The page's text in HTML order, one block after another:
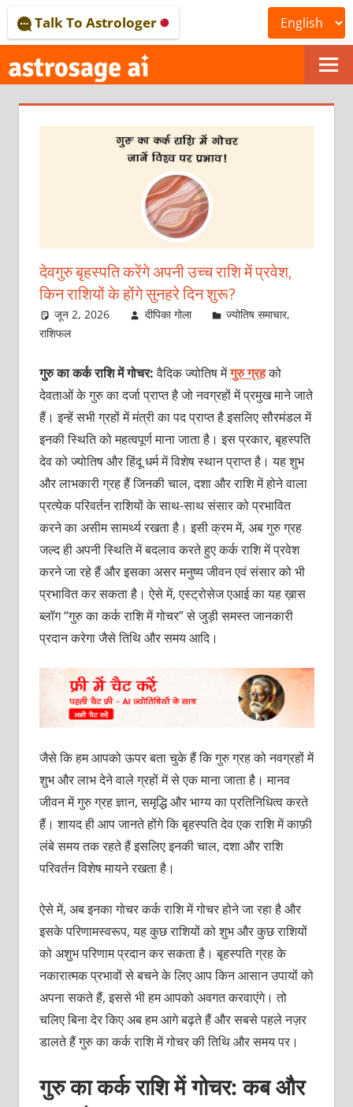
to
content
ONLINE
ASTROLOGICAL
JOURNAL
–
ASTROSAGE
MAGAZINE
Talk To Astrologer
देवगुरु बृहस्पति करेंगे अपनी उच्च राशि में प्रवेश,
किन राशियों के होंगे सुनहरे दिन शुरू?
जून 2, 2026 दीपिका गोला ज्योतिष समाचार,
राशिफल
गुरु का कर्क राशि में गोचर:वैदिक ज्योतिष मेंगुरु ग्रहको
देवताओं के गुरु का दर्जा प्राप्त है जो नवग्रहों में प्रमुख माने जाते
हैं। इन्हें सभी ग्रहों में मंत्री का पद प्राप्त है इसलिए सौरमंडल में
इनकी स्थिति को महत्वपूर्ण माना जाता है। इस प्रकार, बृहस्पति
देव को ज्योतिष और हिंदू धर्म में विशेष स्थान प्राप्त है। यह शुभ
और लाभकारी ग्रह हैं जिनकी चाल, दशा और राशि में होने वाला
प्रत्येक परिवर्तन राशियों के साथ-साथ संसार को प्रभावित
करने का असीम सामर्थ्य रखता है। इसी क्रम में, अब गुरु ग्रह
जल्द ही अपनी स्थिति में बदलाव करते हुए कर्क राशि में प्रवेश
करने जा रहे हैं और इसका असर मनुष्य जीवन एवं संसार को भी
प्रभावित कर सकता है। ऐसे में, एस्ट्रोसेज एआई का यह ख़ास
ब्लॉग “गुरु का कर्क राशि में गोचर” से जुड़ी समस्त जानकारी
प्रदान करेगा जैसे तिथि और समय आदि।
जैसे कि हम आपको ऊपर बता चुके हैं कि गुरु ग्रह को नवग्रहों में
शुभ और लाभ देने वाले ग्रहों में से एक माना जाता है। मानव
जीवन में गुरु ग्रह ज्ञान, समृद्धि और भाग्य का प्रतिनिधित्व करते
हैं। शायद ही आप जानते होंगे कि बृहस्पति देव एक राशि में काफ़ी
लंबे समय तक रहते हैं इसलिए इनकी चाल, दशा और राशि
परिवर्तन विशेष मायने रखता है।
ऐसे में, अब इनका गोचर कर्क राशि में गोचर होने जा रहा है और
इसके परिणामस्वरूप, यह कुछ राशियों को शुभ और कुछ राशियों
को अशुभ परिणाम प्रदान कर सकता है। बृहस्पति ग्रह के
नकारात्मक प्रभावों से बचने के लिए आप किन आसान उपायों को
अपना सकते हैं, इससे भी हम आपको अवगत करवाएंगे। तो
चलिए बिना देर किए अब हम आगे बढ़ते हैं और सबसे पहले नज़र
डालते हैं गुरु का कर्क राशि में गोचर की तिथि और समय पर।
गुरु का कर्क राशि में गोचर: कब और